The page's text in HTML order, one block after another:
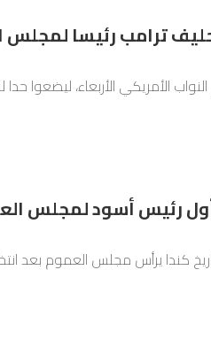
ترامب رئيسا لمجلس
الأمريكي الأربعاء، ليضعوا
أول رئيس أسود لمجلس
كندا يرأس مجلس العموم بعد